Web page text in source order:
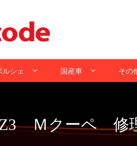
ルシェ 国産車 その
Ｍクーペ 修